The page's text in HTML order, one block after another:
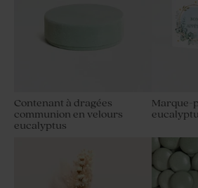
Étiquette communion florale
en-ciel
Contenant à dragées
communion en velours
eucalyptus
Marque-